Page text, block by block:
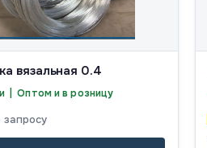
вязальная 0.4
| Оптом и в розницу